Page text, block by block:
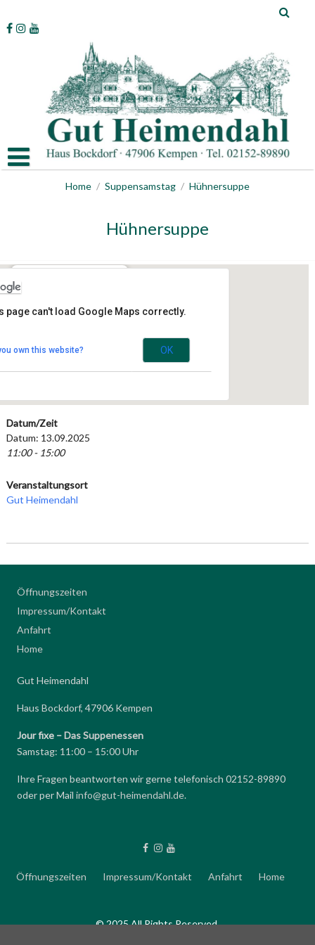
to
content
Home / Suppensamstag / Hühnersuppe
Hühnersuppe
Gut Heimendahl
Haus Bockdorf 1 - Kempen
page can't load Google Maps correctly.
own this website? OK
Datum/Zeit
Datum: 13.09.2025
11:00 - 15:00
Veranstaltungsort
Gut Heimendahl
Öffnungszeiten
Impressum/Kontakt
Anfahrt
Home
Gut Heimendahl
Haus Bockdorf, 47906 Kempen
Jour fixe –Das Suppenessen
Samstag: 11:00 – 15:00 Uhr
Ihre Fragen beantworten wir gerne telefonisch 02152-89890
oder per Mail info@gut-heimendahl.de.
Öffnungszeiten Impressum/Kontakt Anfahrt Home
© 2025 All Rights Reserved.